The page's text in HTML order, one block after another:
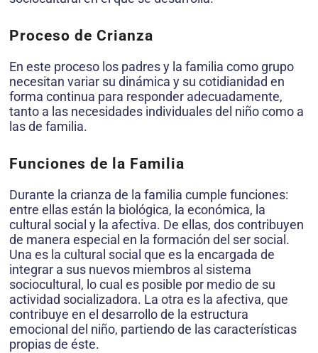
Proceso de Crianza
En este proceso los padres y la familia como grupo
necesitan variar su dinámica y su cotidianidad en
forma continua para responder adecuadamente,
tanto a las necesidades individuales del niño como a
las de familia.
Funciones de la Familia
Durante la crianza de la familia cumple funciones:
entre ellas están la biológica, la económica, la
cultural social y la afectiva. De ellas, dos contribuyen
de manera especial en la formación del ser social.
Una es la cultural social que es la encargada de
integrar a sus nuevos miembros al sistema
sociocultural, lo cual es posible por medio de su
actividad socializadora. La otra es la afectiva, que
contribuye en el desarrollo de la estructura
emocional del niño, partiendo de las características
propias de éste.